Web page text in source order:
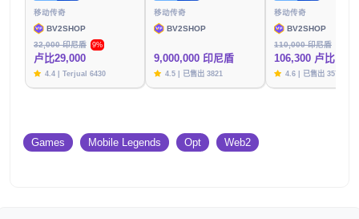
移动传奇
BV2SHOP
32,000 印尼盾
9%
卢比29,000
4.4 | Terjual 6430
移动传奇
BV2SHOP
9,000,000 印尼盾
4.5 | 已售出 3821
移动传奇
BV2SHOP
110,000 印尼盾
106,300 卢比
4.6 | 已售出 3576
Games Mobile Legends Opt Web2